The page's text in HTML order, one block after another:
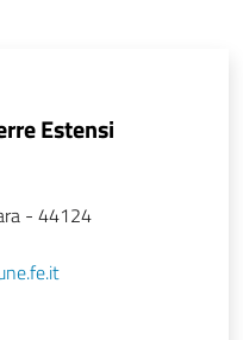
Estensi
- 44124